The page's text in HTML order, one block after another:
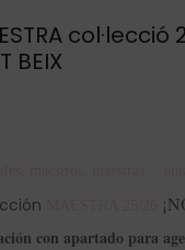
col·lecció
BEIX
con apartado para